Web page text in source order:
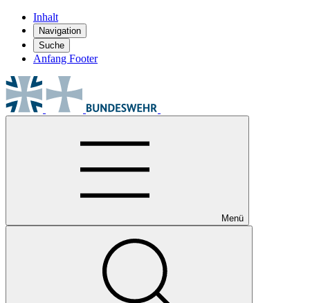
Inhalt
Navigation
Suche
Anfang Footer
Menü